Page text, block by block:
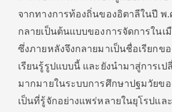
จากทางการท้องถิ่นของอิตาลีในปี พ.
กลายเป็นต้นแบบของการจัดการในเมื
ซึ่งภายหลังจึงกลายมาเป็นชื่อเรียกข
เรียนรู้รูปแบบนี้ และยังนำมาสู่การเป
มากมายในระบบการศึกษาปฐมวัยขอ
เป็นที่รู้จักอย่างแพร่หลายในยุโรปแล